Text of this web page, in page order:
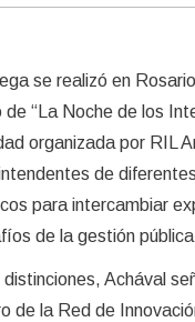
se realizó en
de “La Noche de los
organizada por RIL
de
para intercambiar
de la gestión
distinciones, Achával
de la Red de